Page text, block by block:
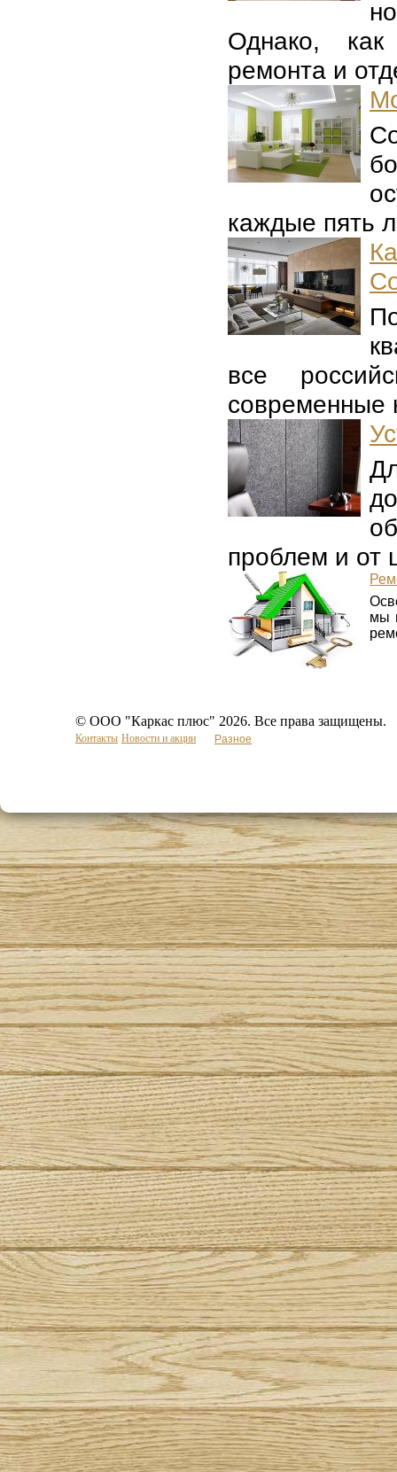
Однако, как
ремонта и
каждые пять
все
современные
проблем и от
мы
© ООО "Каркас плюс" 2026. Все права защищены.
Контакты Новости и акции Разное